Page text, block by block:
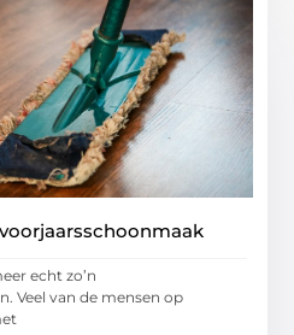
echt zo’n
Veel van de mensen op